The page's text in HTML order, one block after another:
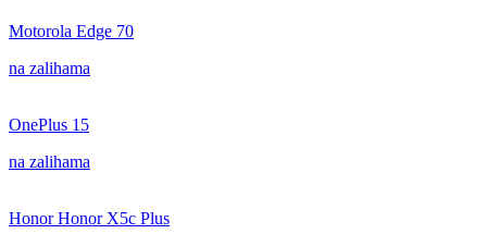
Motorola Edge 70
na zalihama
OnePlus 15
na zalihama
Honor Honor X5c Plus